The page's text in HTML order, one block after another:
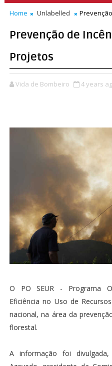
Home Unlabelled
Prevenção de
Projetos
Vida de Bombeiro 4 years
O PO SEUR - Programa
Eficiência no Uso de
nacional, na área da
florestal.
A informação foi